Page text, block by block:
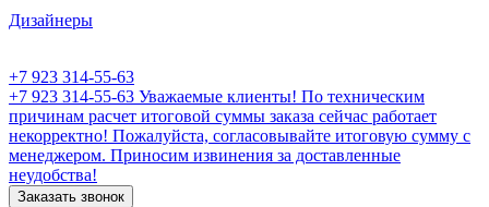
Дизайнеры
+7 923 314-55-63
+7 923 314-55-63 Уважаемые клиенты! По техническим
причинам расчет итоговой суммы заказа сейчас работает
некорректно! Пожалуйста, согласовывайте итоговую сумму с
менеджером. Приносим извинения за доставленные
неудобства!
Заказать звонок